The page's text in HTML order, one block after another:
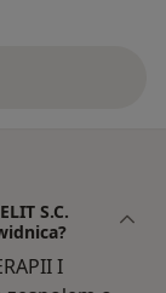
S.C.
I